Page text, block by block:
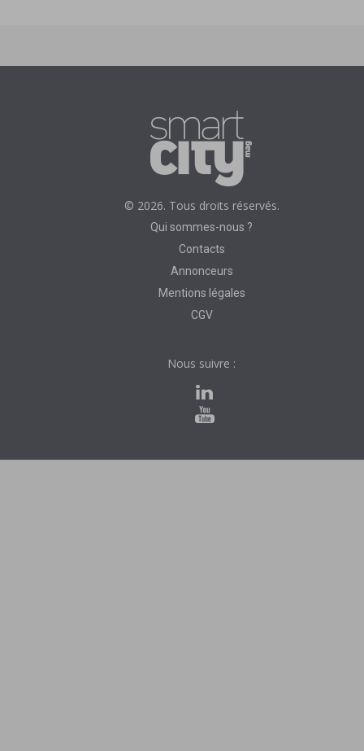
© 2026. Tous droits réservés.
Qui sommes-nous ?
Contacts
Annonceurs
Mentions légales
CGV
Nous suivre :